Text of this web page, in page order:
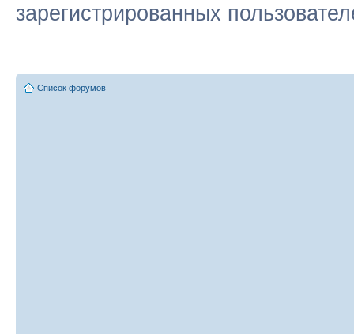
зарегистрированных
Список форумов